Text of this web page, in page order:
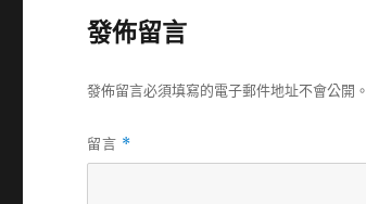
發佈留言
發佈留言必須填寫的電子郵件地址不會公開。
留言 *